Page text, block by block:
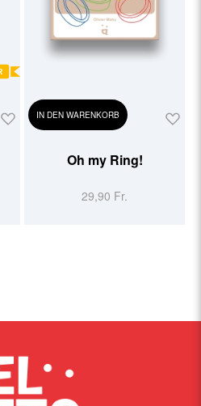
IN DEN WARENKORB
Oh my Ring!
29,90 Fr.